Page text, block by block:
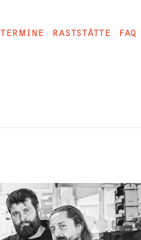
TERMINE RASTSTÄTTE FAQ